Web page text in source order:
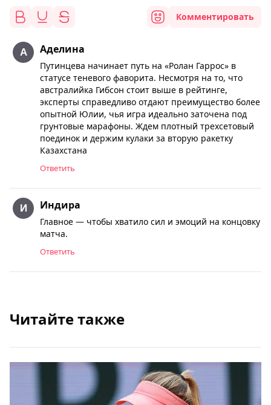
Комментировать
Аделина
Путинцева начинает путь на «Ролан Гаррос» в
статусе теневого фаворита. Несмотря на то, что
австралийка Гибсон стоит выше в рейтинге,
эксперты справедливо отдают преимущество более
опытной Юлии, чья игра идеально заточена под
грунтовые марафоны. Ждем плотный трехсетовый
поединок и держим кулаки за вторую ракетку
Казахстана
Ответить
Индира
Главное — чтобы хватило сил и эмоций на концовку
матча.
Ответить
Читайте также